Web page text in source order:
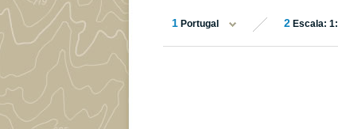
1 Portugal 2 Escala: